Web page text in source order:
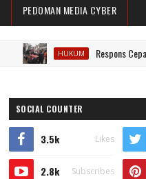
PEDOMAN MEDIA CYBER
HUKUM Respons Cepat dan
SOCIAL COUNTER
3.5k Likes
2.8k Subscribes